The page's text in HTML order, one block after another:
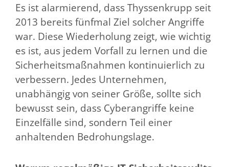
Es ist alarmierend, dass Thyssenkrupp seit
2013 bereits fünfmal Ziel solcher Angriffe
war. Diese Wiederholung zeigt, wie wichtig
es ist, aus jedem Vorfall zu lernen und die
Sicherheitsmaßnahmen kontinuierlich zu
verbessern. Jedes Unternehmen,
unabhängig von seiner Größe, sollte sich
bewusst sein, dass Cyberangriffe keine
Einzelfälle sind, sondern Teil einer
anhaltenden Bedrohungslage.